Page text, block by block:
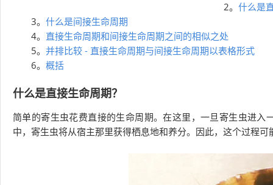
2。 什么是
3。 什么是间接生命周期
4。 直接生命周期和间接生命周期之间的相似之处
5。 并排比较 - 直接生命周期与间接生命周期以表格形式
6。 概括
什么是直接生命周期？
简单的寄生虫花费直接的生命周期。在这里，一旦寄生虫进
中，寄生虫将从宿主那里获得栖息地和养分。因此，这个过程可